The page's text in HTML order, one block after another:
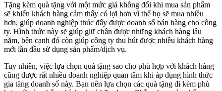
Tặng kèm quà tặng với một mức giá không đổi khi mua sản phẩm
sẽ khiến khách hàng cảm thấy có lợi hơn vì thế họ sẽ mua nhiều
hơn, giúp doanh nghiệp thúc đẩy được doanh số bán hàng cho công
ty. Hình thức này sẽ giúp giữ chân được những khách hàng lâu
năm, bên cạnh đó còn giúp công ty thu hút được nhiều khách hàng
mới lần đầu sử dụng sản phẩm/dịch vụ.
Tuy nhiên, việc lựa chọn quà tặng sao cho phù hợp với khách hàng
cũng được rất nhiều doanh nghiệp quan tâm khi áp dụng hình thức
gia tăng doanh số này. Bạn nên lựa chọn các quà tặng đi kèm phù